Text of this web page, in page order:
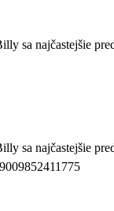
sa najčastejšie
sa najčastejšie